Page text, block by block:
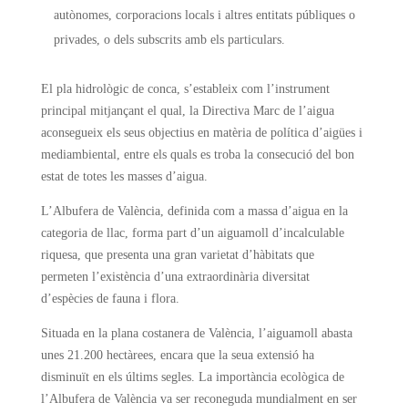
autònomes, corporacions locals i altres entitats públiques o
privades, o dels subscrits amb els particulars.
El pla hidrològic de conca, s’estableix com l’instrument
principal mitjançant el qual, la Directiva Marc de l’aigua
aconsegueix els seus objectius en matèria de política d’aigües i
mediambiental, entre els quals es troba la consecució del bon
estat de totes les masses d’aigua.
L’Albufera de València, definida com a massa d’aigua en la
categoria de llac, forma part d’un aiguamoll d’incalculable
riquesa, que presenta una gran varietat d’hàbitats que
permeten l’existència d’una extraordinària diversitat
d’espècies de fauna i flora.
Situada en la plana costanera de València, l’aiguamoll abasta
unes 21.200 hectàrees, encara que la seua extensió ha
disminuït en els últims segles. La importància ecològica de
l’Albufera de València va ser reconeguda mundialment en ser